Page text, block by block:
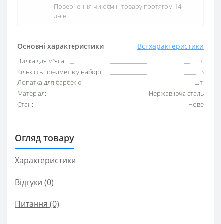
Основні характеристики Всі характеристики
Вилка для м'яса:
шт.
Кількість предметів у наборі:
3
Лопатка для барбекю:
шт.
Матеріал:
Нержавіюча сталь
Стан:
Нове
Повернення чи обмін товару протягом 14
днів
Огляд товару
Характеристики
Відгуки (0)
Питання (0)